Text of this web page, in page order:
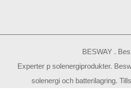
BESWAY .
Experter p solenergiprodukter.
solenergi och batterilagring.